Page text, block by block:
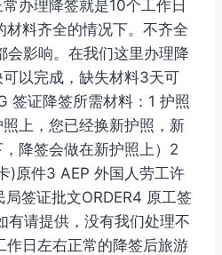
办理降签就是10个工作日
料齐全的情况下。不齐全
会影响。在我们这里办理降
以完成，缺失材料3天可
签证降签所需材料：1 护照
上，您已经换新护照，新
降签会做在新护照上）2
)原件3 AEP 外国人劳工许
签证批文ORDER4 原工签
有请提供，没有我们处理不
作日左右正常的降签后旅游